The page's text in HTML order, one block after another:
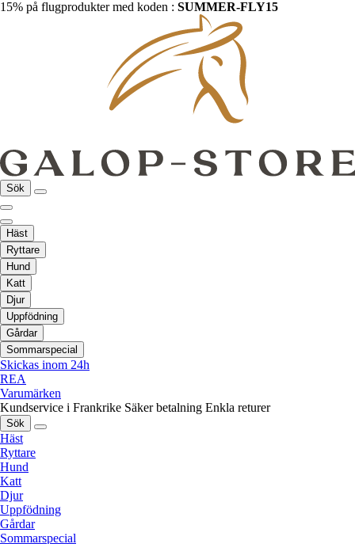
15% på flugprodukter med koden : SUMMER-FLY15
Sök
Häst
Ryttare
Hund
Katt
Djur
Uppfödning
Gårdar
Sommarspecial
Skickas inom 24h
REA
Varumärken
Kundservice i Frankrike Säker betalning Enkla returer
Sök
Häst
Ryttare
Hund
Katt
Djur
Uppfödning
Gårdar
Sommarspecial